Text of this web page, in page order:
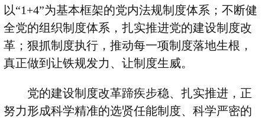
以“1+4”为基本框架的党内法规制度体系；不断健
全党的组织制度体系，扎实推进党的建设制度改
革；狠抓制度执行，推动每一项制度落地生根，
真正做到让铁规发力、让制度生威。
党的建设制度改革蹄疾步稳、扎实推进，正
努力形成科学精准的选贤任能制度、科学严密的